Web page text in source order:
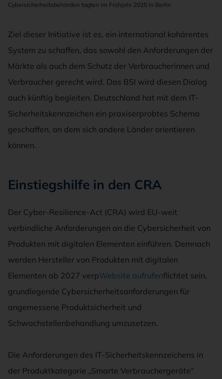
Cybersicherheitsbehörden tagten im Frühjahr 2025 in Berlin
Ziel dieser Initiative ist es, ein international kohärentes
System zu schaffen, das sowohl den Anforderungen der
Märkte als auch dem Schutz der Verbraucherinnen und
Verbraucher gerecht wird. Das BSI wird diesen Dialog
auch künftig begleiten. Deutschland hat mit dem IT-
Sicherheitskennzeichen ein praxiserprobtes Schema
geschaffen, an dem sich andere Länder orientieren
können.
Einstiegshilfe in den CRA
Der Cyber-Resilience-Act (CRA) wird EU-weit
verbindliche Anforderungen an die Cybersicherheit von
Produkten mit digitalen Elementen einführen. Demnach
werden Hersteller von Produkten mit digitalen
Elementen ab 2027 verpWebsite aufrufenflichtet sein,
grundlegende Cybersicherheitsanforderungen für
angemessene Produktsicherheit und
Schwachstellenbehandlung umzusetzen.
Die Anforderungen des IT-Sicherheitskennzeichens in
der Produktkategorie „Smarte Verbrauchergeräte“